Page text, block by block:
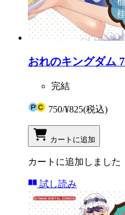
おれのキングダム 7
完結
750/¥825(税込)
カートに追加
カートに追加しました
試し読み